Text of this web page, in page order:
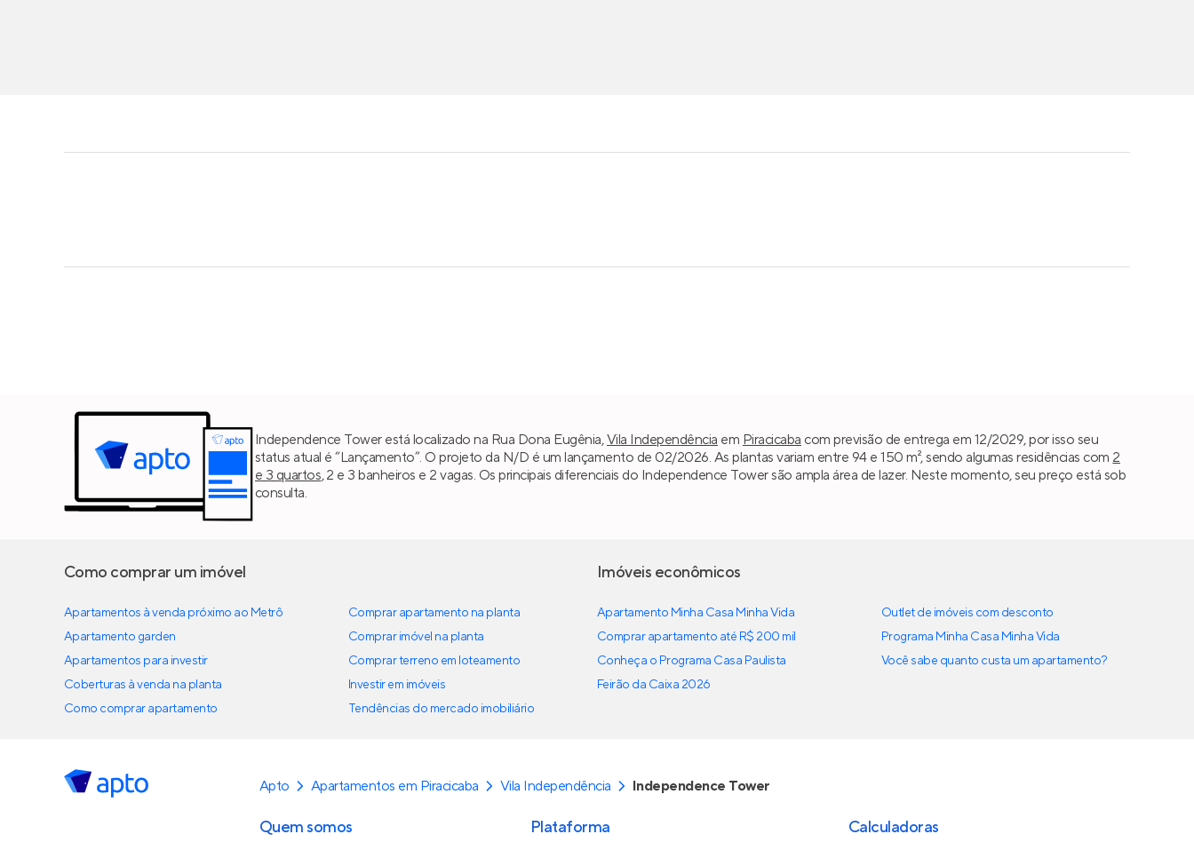
Independence Tower está localizado na Rua Dona Eugênia,Vila Independência em Piracicaba com previsão de entrega em 12/2029, por isso seu
status atual é “Lançamento”. O projeto da N/D é um lançamento de 02/2026. As plantas variam entre 94 e 150 m², sendo algumas residências com 2
e 3 quartos, 2 e 3 banheiros e 2 vagas. Os principais diferenciais do Independence Tower são ampla área de lazer. Neste momento, seu preço está sob
consulta.
Como comprar um imóvel
Apartamentos à venda próximo ao Metrô
Apartamento garden
Apartamentos para investir
Coberturas à venda na planta
Como comprar apartamento
Comprar apartamento na planta
Comprar imóvel na planta
Comprar terreno em loteamento
Investir em imóveis
Tendências do mercado imobiliário
Imóveis econômicos
Apartamento Minha Casa Minha Vida
Comprar apartamento até R$ 200 mil
Conheça o Programa Casa Paulista
Feirão da Caixa 2026
Outlet de imóveis com desconto
Programa Minha Casa Minha Vida
Você sabe quanto custa um apartamento?
Apto Apartamentos em Piracicaba Vila Independência Independence Tower
Quem somos Plataforma Calculadoras